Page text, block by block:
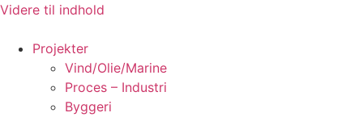
Videre til indhold
Projekter
Vind/Olie/Marine
Proces – Industri
Byggeri